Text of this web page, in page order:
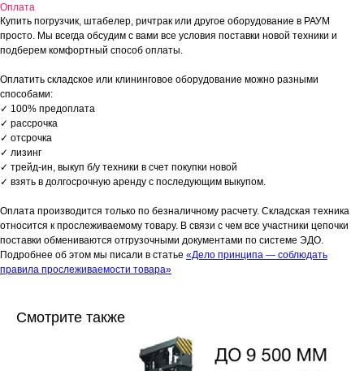
Оплата
Купить погрузчик, штабелер, ричтрак или другое оборудование в РАУМ
просто. Мы всегда обсудим с вами все условия поставки новой техники и
подберем комфортный способ оплаты.
Оплатить складское или клининговое оборудование можно разными
способами:
✓ 100% предоплата
✓ рассрочка
✓ отсрочка
✓ лизинг
✓ трейд-ин, выкуп б/у техники в счет покупки новой
✓ взять в долгосрочную аренду с последующим выкупом.
Оплата производится только по безналичному расчету. Складская техника
относится к прослеживаемому товару. В связи с чем все участники цепочки
поставки обмениваются отгрузочными документами по системе ЭДО.
Подробнее об этом мы писали в статье «Дело принципа — соблюдать
правила прослеживаемости товара»
Смотрите также